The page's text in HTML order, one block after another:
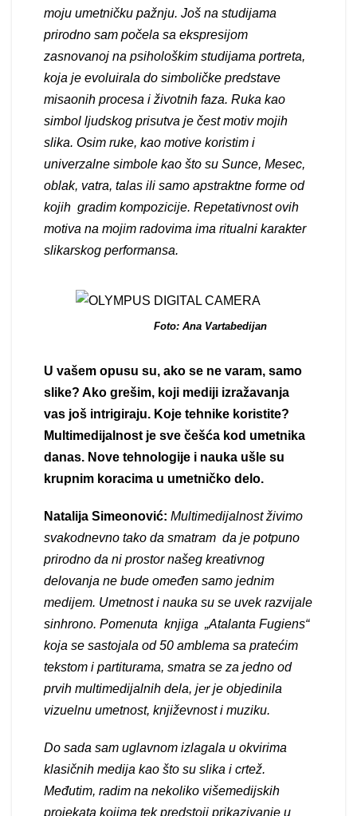
moju umetničku pažnju. Još na studijama
prirodno sam počela sa ekspresijom
zasnovanoj na psihološkim studijama portreta,
koja je evoluirala do simboličke predstave
misaonih procesa i životnih faza. Ruka kao
simbol lјudskog prisutva je čest motiv mojih
slika. Osim ruke, kao motive koristim i
univerzalne simbole kao što su Sunce, Mesec,
oblak, vatra, talas ili samo apstraktne forme od
kojih gradim kompozicije. Repetativnost ovih
motiva na mojim radovima ima ritualni karakter
slikarskog performansa.
Foto: Ana Vartabedijan
U vašem opusu su, ako se ne varam, samo
slike? Ako grešim, koji mediji izražavanja
vas još intrigiraju. Koje tehnike koristite?
Multimedijalnost je sve češća kod umetnika
danas. Nove tehnologije i nauka ušle su
krupnim koracima u umetničko delo.
Natalija Simeonović: Multimedijalnost živimo
svakodnevno tako da smatram da je potpuno
prirodno da ni prostor našeg kreativnog
delovanja ne bude omeđen samo jednim
medijem. Umetnost i nauka su se uvek razvijale
sinhrono. Pomenuta knjiga „Atalanta Fugiens“
koja se sastojala od 50 amblema sa pratećim
tekstom i partiturama, smatra se za jedno od
prvih multimedijalnih dela, jer je objedinila
vizuelnu umetnost, književnost i muziku.
Do sada sam uglavnom izlagala u okvirima
klasičnih medija kao što su slika i crtež.
Međutim, radim na nekoliko višemedijskih
projekata kojima tek predstoji prikazivanje u